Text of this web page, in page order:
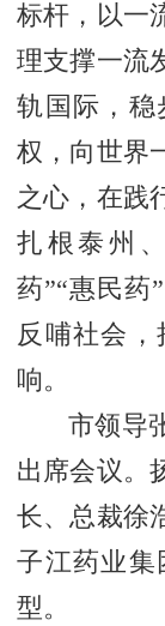
标杆，以一
理支撑一流
轨国际，稳
权，向世界
之心，在践
扎根泰州
药”“惠民药
反哺社会
响。
市领导
出席会议。
长、总裁徐
子江药业集
型。